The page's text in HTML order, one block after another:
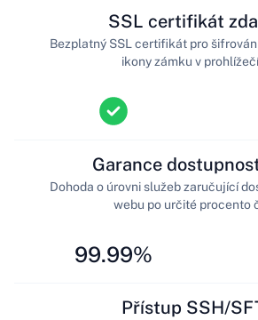
SSL certifikát
Bezplatný SSL certifikát pro
ikony zámku v
99.99%
Garance
Dohoda o úrovni služeb zaručující
webu po určité procento
Přístup SSH/